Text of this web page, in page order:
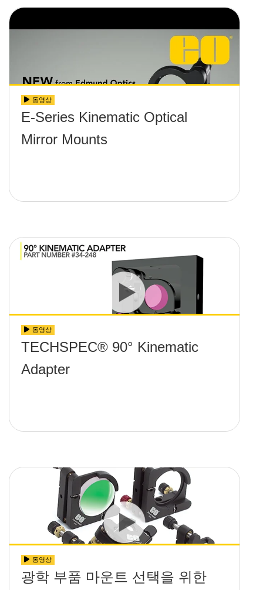
동영상
E-Series Kinematic Optical
Mirror Mounts
동영상
TECHSPEC® 90° Kinematic
Adapter
동영상
광학 부품 마운트 선택을 위한